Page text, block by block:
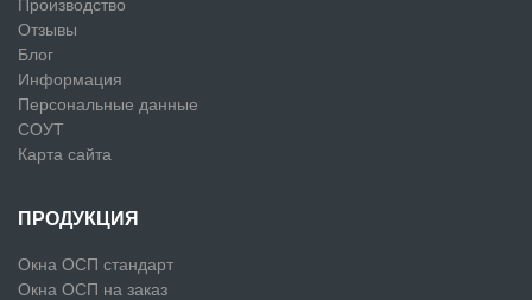
Производство
Отзывы
Блог
Информация
Персональные данные
СОУТ
Карта сайта
ПРОДУКЦИЯ
Окна ОСП стандарт
Окна ОСП на заказ